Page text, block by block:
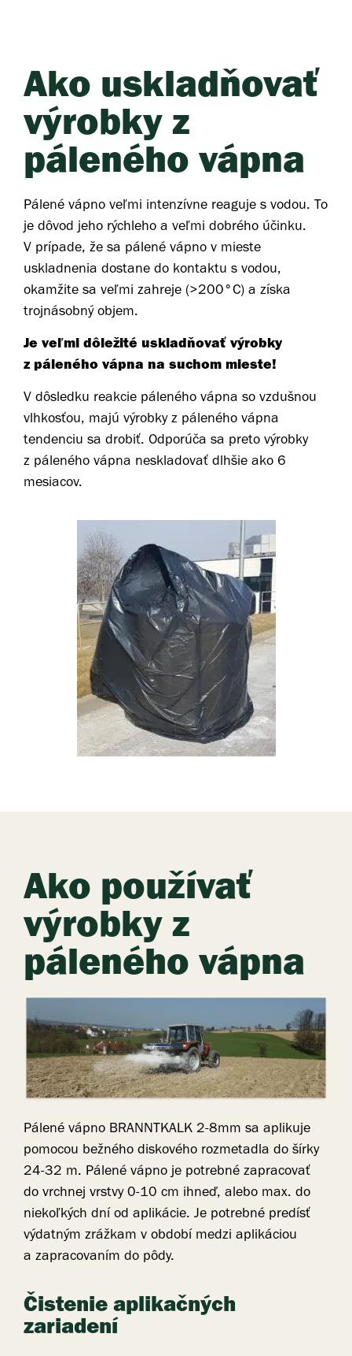
Ako uskladňovať
výrobky z
páleného vápna
Pálené vápno veľmi intenzívne reaguje s vodou. To
je dôvod jeho rýchleho a veľmi dobrého účinku.
V prípade, že sa pálené vápno v mieste
uskladnenia dostane do kontaktu s vodou,
okamžite sa veľmi zahreje (>200°C) a získa
trojnásobný objem.
Je veľmi dôležité uskladňovať výrobky
z páleného vápna na suchom mieste!
V dôsledku reakcie páleného vápna so vzdušnou
vlhkosťou, majú výrobky z páleného vápna
tendenciu sa drobiť. Odporúča sa preto výrobky
z páleného vápna neskladovať dlhšie ako 6
mesiacov.
Ako používať
výrobky z
páleného vápna
Pálené vápno BRANNTKALK 2-8mm sa aplikuje
pomocou bežného diskového rozmetadla do šírky
24-32 m. Pálené vápno je potrebné zapracovať
do vrchnej vrstvy 0-10 cm ihneď, alebo max. do
niekoľkých dní od aplikácie. Je potrebné predísť
výdatným zrážkam v období medzi aplikáciou
a zapracovaním do pôdy.
Čistenie aplikačných
zariadení